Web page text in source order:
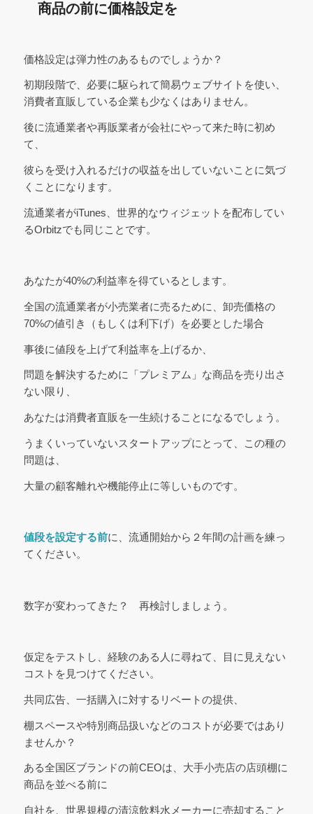
商品の前に価格設定を
価格設定は弾力性のあるものでしょうか？
初期段階で、必要に駆られて簡易ウェブサイトを使い、
消費者直販している企業も少なくはありません。
後に流通業者や再販業者が会社にやって来た時に初め
て、
彼らを受け入れるだけの収益を出していないことに気づ
くことになります。
流通業者がiTunes、世界的なウィジェットを配布してい
るOrbitzでも同じことです。
あなたが40%の利益率を得ているとします。
全国の流通業者が小売業者に売るために、卸売価格の
70%の値引き（もしくは利下げ）を必要とした場合
事後に値段を上げて利益率を上げるか、
問題を解決するために「プレミアム」な商品を売り出さ
ない限り、
あなたは消費者直販を一生続けることになるでしょう。
うまくいっていないスタートアップにとって、この種の
問題は、
大量の顧客離れや機能停止に等しいものです。
値段を設定する前に、流通開始から２年間の計画を練っ
てください。
数字が変わってきた？ 再検討しましょう。
仮定をテストし、経験のある人に尋ねて、目に見えない
コストを見つけてください。
共同広告、一括購入に対するリベートの提供、
棚スペースや特別商品扱いなどのコストが必要ではあり
ませんか？
ある全国区ブランドの前CEOは、大手小売店の店頭棚に
商品を並べる前に
自社を、世界規模の清涼飲料水メーカーに売却すること